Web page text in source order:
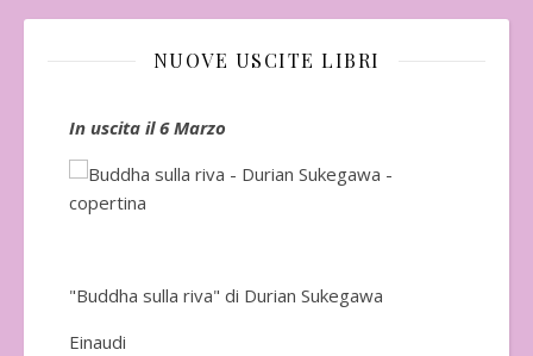
NUOVE USCITE LIBRI
In uscita il 6 Marzo
"Buddha sulla riva" di Durian Sukegawa
Einaudi